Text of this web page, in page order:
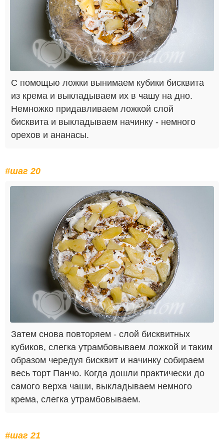
С помощью ложки вынимаем кубики бисквита
из крема и выкладываем их в чашу на дно.
Немножко придавливаем ложкой слой
бисквита и выкладываем начинку - немного
орехов и ананасы.
#шаг 20
Затем снова повторяем - слой бисквитных
кубиков, слегка утрамбовываем ложкой и таким
образом чередуя бисквит и начинку собираем
весь торт Панчо. Когда дошли практически до
самого верха чаши, выкладываем немного
крема, слегка утрамбовываем.
#шаг 21